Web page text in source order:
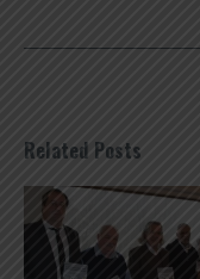
Related Posts